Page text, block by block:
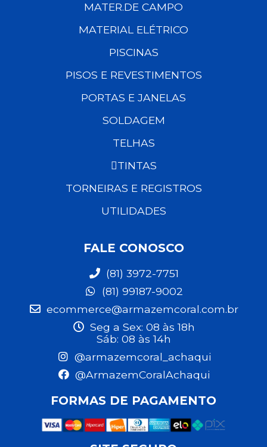
MATER.DE CAMPO
MATERIAL ELÉTRICO
PISCINAS
PISOS E REVESTIMENTOS
PORTAS E JANELAS
SOLDAGEM
TELHAS
TINTAS
TORNEIRAS E REGISTROS
UTILIDADES
FALE CONOSCO
(81) 3972-7751
(81) 99187-9002
ecommerce@armazemcoral.com.br
Seg a Sex: 08 às 18h
Sáb: 08 às 14h
@armazemcoral_achaqui
@ArmazemCoralAchaqui
FORMAS DE PAGAMENTO